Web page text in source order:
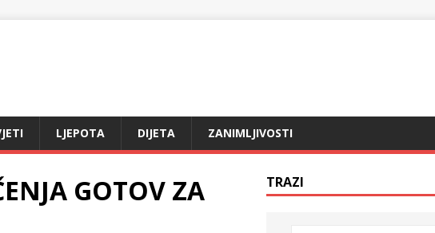
LJEPOTA DIJETA ZANIMLJIVOSTI
GOTOV ZA
TRAZI